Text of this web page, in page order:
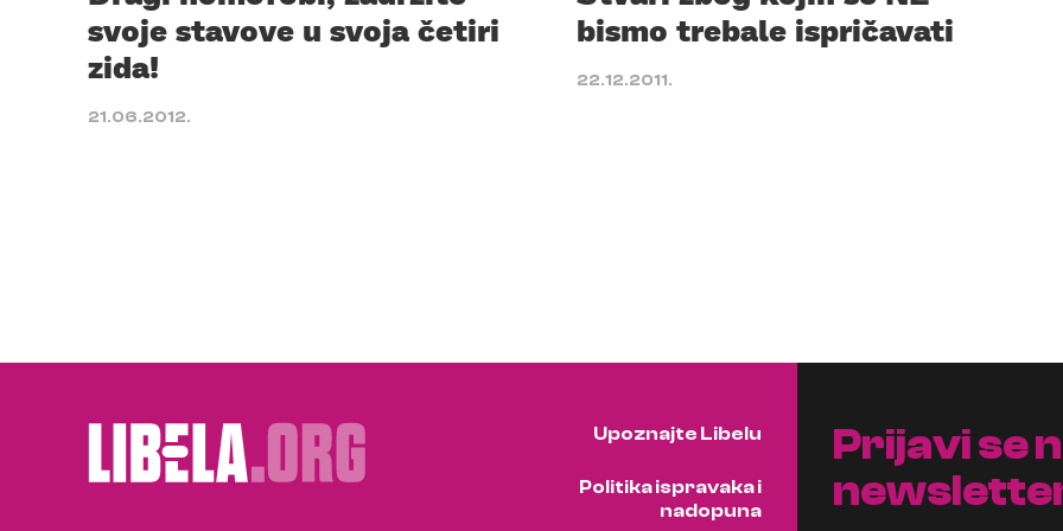
svoje stavove u svoja četiri
zida!
21.06.2012.
bismo trebale ispričavati
22.12.2011.
Upoznajte Libelu
Politika ispravaka i
nadopuna
Prijavi se